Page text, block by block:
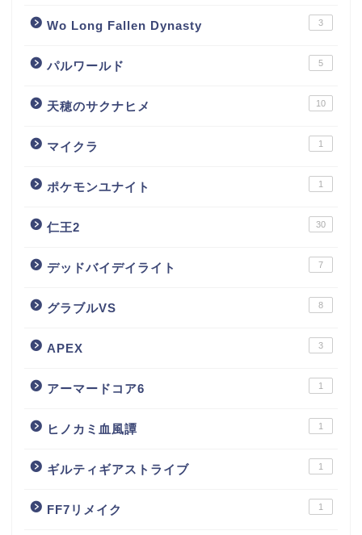
Wo Long Fallen Dynasty 3
パルワールド 5
天穂のサクナヒメ 10
マイクラ 1
ポケモンユナイト 1
仁王2 30
デッドバイデイライト 7
グラブルVS 8
APEX 3
アーマードコア6 1
ヒノカミ血風譚 1
ギルティギアストライブ 1
FF7リメイク 1